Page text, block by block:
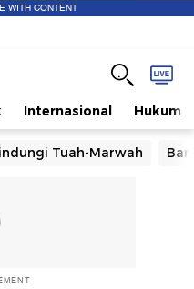
WITH CONTENT
Internasional Hukum
Tuah-Marwah